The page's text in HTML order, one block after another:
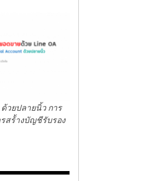
ด้วยปลายนิ้ว การ
รสร้้างบัญชีรับรอง